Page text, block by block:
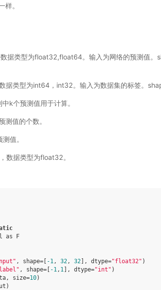
样。
据类型为float32,float64。输入为网络的预测值。
据类型为int64，int32。输入为数据集的标签。
k个预测值用于计算。
值的个数。
值。
数据类型为float32。
as F
, shape= -1, 32, 32 ], dtype="float32" )
, shape= -1, 1 ], dtype="int" )
, size=10)
)